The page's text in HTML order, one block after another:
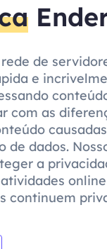
de
e
com as
de dados.
a
continuem